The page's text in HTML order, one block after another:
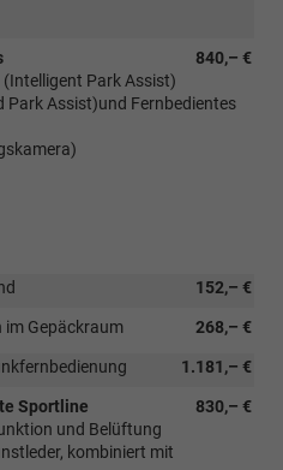
840,– €
Park Assist)
Park Assist)und Fernbedientes
152,– €
268,– €
im Gepäckraum
1.181,– €
830,– €
Sportline
und Belüftung
kombiniert mit